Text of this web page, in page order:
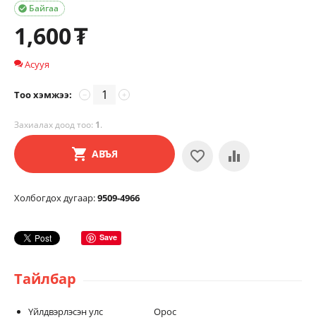
Байгаа

1,600₮
Асууя
Тоо хэмжээ: +
−
Захиалах доод тоо: 1.
АВЪЯ
Холбогдох дугаар:9509-4966
Save
Тайлбар
Үйлдвэрлэсэн улс Орос